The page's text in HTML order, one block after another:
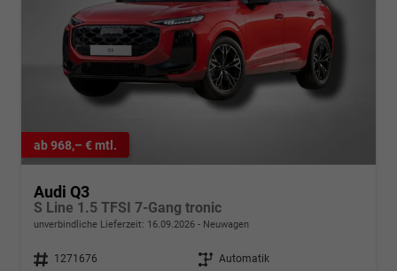
ab 968,– € mtl.
Audi Q3
S Line 1.5 TFSI 7-Gang tronic
unverbindliche Lieferzeit: 16.09.2026 Neuwagen
Fahrzeugnr. 1271676 Getriebe Automatik